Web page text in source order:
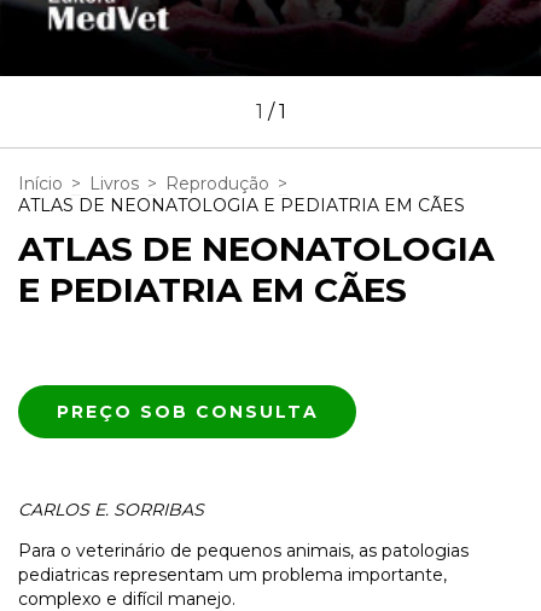
1 /1
Início > Livros > Reprodução >
ATLAS DE NEONATOLOGIA E PEDIATRIA EM CÃES
ATLAS DE NEONATOLOGIA
E PEDIATRIA EM CÃES
CARLOS E. SORRIBAS
Para o veterinário de pequenos animais, as patologias
pediatricas representam um problema importante,
complexo e difícil manejo.